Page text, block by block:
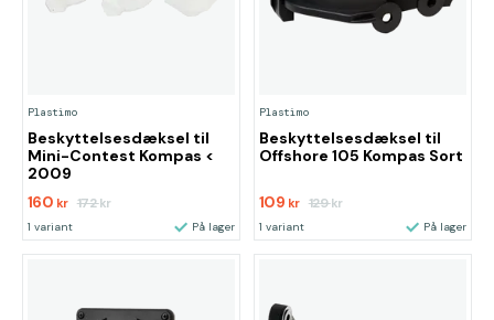
Plastimo
Beskyttelsesdæksel til
Mini-Contest Kompas <
2009
160 kr 172kr
1 variant På lager
Plastimo
Beskyttelsesdæksel til
Offshore 105 Kompas Sort
109 kr 129kr
1 variant På lager